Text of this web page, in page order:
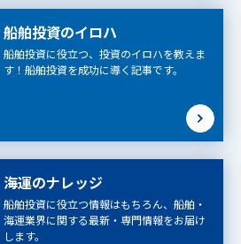
船舶投資のイロハ
船舶投資に役立つ、投資のイロハを教えま
す！船舶投資を成功に導く記事です。
海運のナレッジ
船舶投資に役立つ情報はもちろん、船舶・
海運業界に関する最新・専門情報をお届け
します。